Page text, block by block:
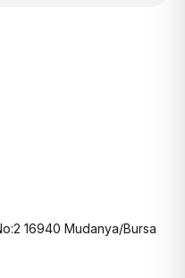
16940 Mudanya/Bursa